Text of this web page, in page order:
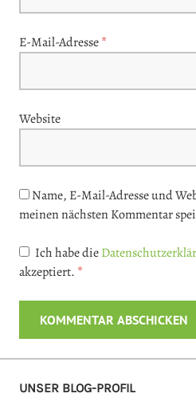
E-Mail-Adresse*
Website
Name, E-Mail-Adresse und
meinen nächsten Kommentar
Ich habe die
akzeptiert. *
UNSER BLOG-PROFIL